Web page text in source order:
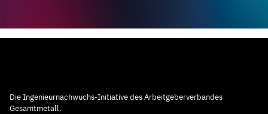
Die Ingenieurnachwuchs-Initiative des Arbeitgeberverbandes
Gesamtmetall.